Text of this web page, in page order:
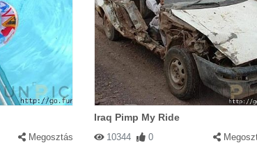
Megosztás
Iraq Pimp My Ride
10344 0